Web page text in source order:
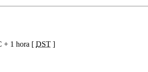
+ 1 hora [ DST ]